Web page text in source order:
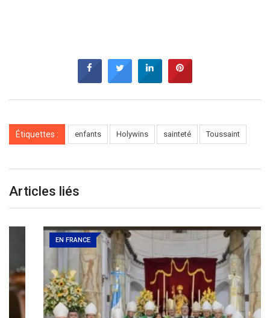
Étiquettes : enfants Holywins sainteté Toussaint
Articles liés